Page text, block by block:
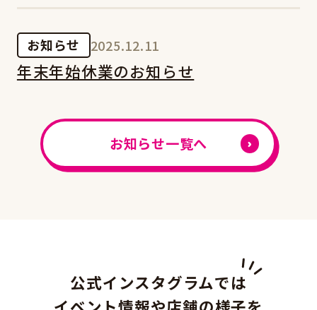
お知らせ 2025.12.11
年末年始休業のお知らせ
お知らせ一覧へ
公式インスタグラムでは